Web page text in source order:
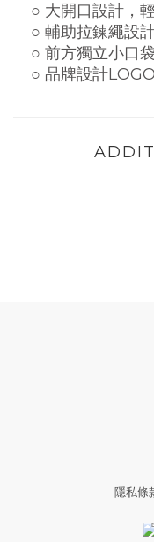
○ 大開口設計，
○ 輔助拉鍊繩設
○ 前方獨立小口
○ 品牌設計
隱私條